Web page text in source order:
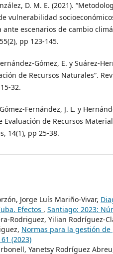
D. M. E. (2021).
vulnerabilidad
escenarios de cambio
pp 123-145.
Gómez, E. y Suárez-
de Recursos Naturales”.
32.
Fernández, J. L. y
Evaluación de Recursos
14(1), pp 25-38.
Jorge Luís Mariño-Vivar,
Efectos , Santiago: 2023:
Rodriguez, Yilian Rodríguez-
Normas para la gestión
(2023)
Yanetsy Rodríguez